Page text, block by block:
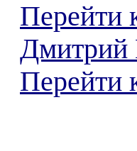
Перейти
Дмитрий
Перейти